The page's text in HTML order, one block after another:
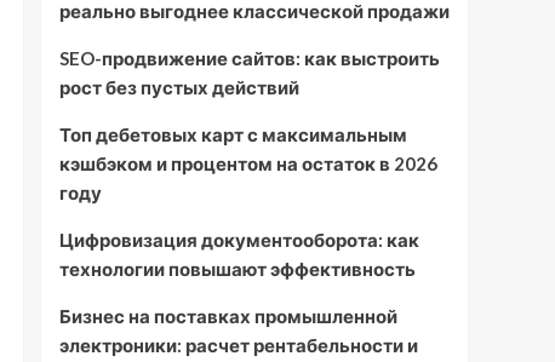
реально выгоднее классической продажи
SEO-продвижение сайтов: как выстроить
рост без пустых действий
Топ дебетовых карт с максимальным
кэшбэком и процентом на остаток в 2026
году
Цифровизация документооборота: как
технологии повышают эффективность
Бизнес на поставках промышленной
электроники: расчет рентабельности и